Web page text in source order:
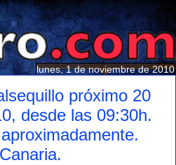
lunes, 1 de noviembre de 2010
próximo 20
desde las 09:30h.